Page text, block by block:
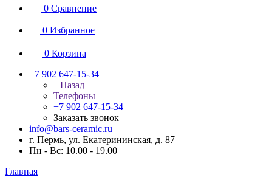
0 Сравнение
0 Избранное
0 Корзина
+7 902 647-15-34
Назад
Телефоны
+7 902 647-15-34
Заказать звонок
info@bars-ceramic.ru
г. Пермь, ул. Екатерининская, д. 87
Пн - Вс: 10.00 - 19.00
Главная